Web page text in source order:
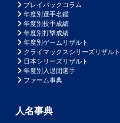
プレイバックコラム
年度別選手名鑑
年度別投手成績
年度別打撃成績
年度別ゲームリザルト
クライマックスシリーズリザルト
日本シリーズリザルト
年度別入退団選手
ファーム事典
人名事典